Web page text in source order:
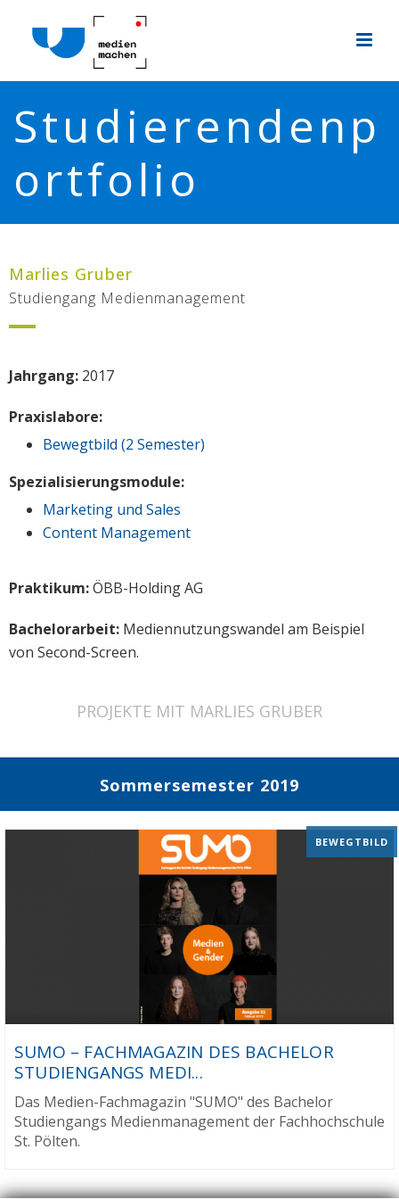
Studierendenp
ortfolio
Marlies Gruber
Studiengang Medienmanagement
Jahrgang: 2017
Praxislabore:
Bewegtbild (2 Semester)
Spezialisierungsmodule:
Marketing und Sales
Content Management
Praktikum:ÖBB-Holding AG
Bachelorarbeit: Mediennutzungswandel am Beispiel
von Second-Screen.
PROJEKTE MIT MARLIES GRUBER
Sommersemester 2019
SUMO – FACHMAGAZIN DES BACHELOR
STUDIENGANGS MEDI...
BEWEGTBILD
Das Medien-Fachmagazin "SUMO" des Bachelor
Studiengangs Medienmanagement der Fachhochschule
St. Pölten.